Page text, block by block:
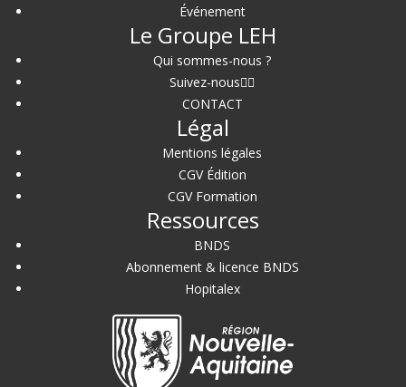
Événement
Le Groupe LEH
Qui sommes-nous ?
Suivez-nous
CONTACT
Légal
Mentions légales
CGV Édition
CGV Formation
Ressources
BNDS
Abonnement & licence BNDS
Hopitalex